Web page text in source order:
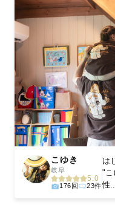
こゆき
岐阜
5.0
176回 23件
は
"
性...